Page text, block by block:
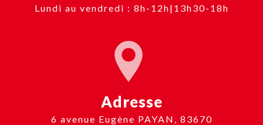
Lundi au vendredi : 8h-12h|13h30-18h
Adresse
6 avenue Eugène PAYAN, 83670